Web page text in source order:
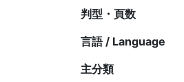
判型・頁数
言語 / Language
主分類